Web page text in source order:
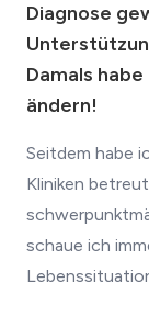
Diagnose
Damals
ändern!
Seitdem habe
Kliniken
schaue ich